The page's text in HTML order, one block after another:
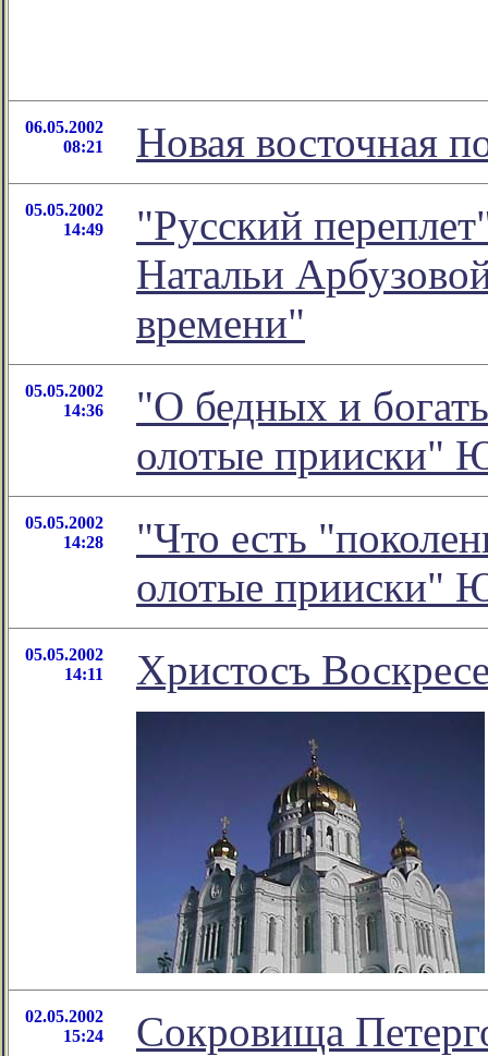
06.05.2002
08:21
Новая восточная
05.05.2002
14:49
"Русский
Натальи
времени"
05.05.2002
14:36
"О бедных и
олотые прииски"
05.05.2002
14:28
"Что есть
олотые прииски"
05.05.2002
14:11
Христосъ
02.05.2002
15:24
Сокровища